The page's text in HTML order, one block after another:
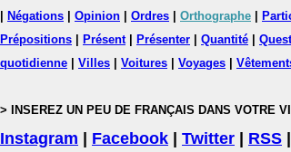
Négations Opinion Ordres Orthographe
Prépositions
Présent| Présenter Quantité
quotidienne
Villes Voitures Voyages
> INSEREZ UN PEU DE FRANÇAIS DANS
Instagram Facebook Twitter RSS